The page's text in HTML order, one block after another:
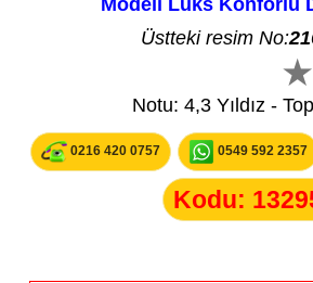
Üstteki resim No:
Notu: 4,3 Yıldız -
0216 420 0757 0549 592 2357
Kodu: